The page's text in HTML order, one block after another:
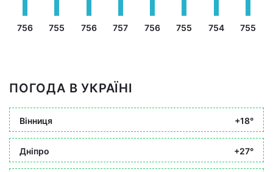
756 755 756 757 756 755 754 755
ПОГОДА В УКРАЇНІ
Вінниця +18°
Дніпро +27°